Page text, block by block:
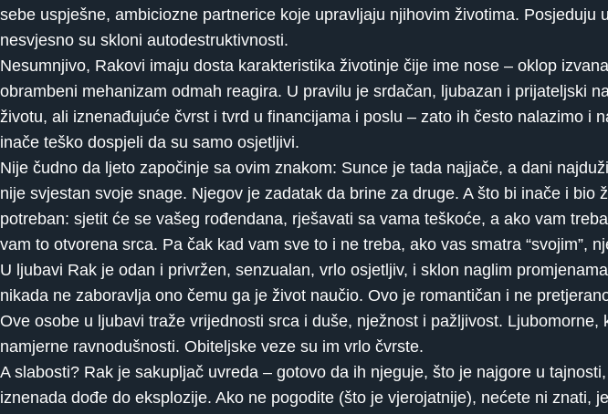
sebe uspješne, ambiciozne partnerice koje upravljaju njihovim životima. Posjeduju
nesvjesno su skloni autodestruktivnosti.
Nesumnjivo, Rakovi imaju dosta karakteristika životinje čije ime nose – oklop
obrambeni mehanizam odmah reagira. U pravilu je srdačan, ljubazan i prijateljski
životu, ali iznenađujuće čvrst i tvrd u financijama i poslu – zato ih često nalazimo i
inače teško dospjeli da su samo osjetljivi.
Nije čudno da ljeto započinje sa ovim znakom: Sunce je tada najjače, a dani
nije svjestan svoje snage. Njegov je zadatak da brine za druge. A što bi inače i
potreban: sjetit će se vašeg rođendana, rješavati sa vama teškoće, a ako vam
vam to otvorena srca. Pa čak kad vam sve to i ne treba, ako vas smatra “svojim”,
U ljubavi Rak je odan i privržen, senzualan, vrlo osjetljiv, i sklon naglim
nikada ne zaboravlja ono čemu ga je život naučio. Ovo je romantičan i ne
Ove osobe u ljubavi traže vrijednosti srca i duše, nježnost i pažljivost.
namjerne ravnodušnosti. Obiteljske veze su im vrlo čvrste.
A slabosti? Rak je sakupljač uvreda – gotovo da ih njeguje, što je najgore u
iznenada dođe do eksplozije. Ako ne pogodite (što je vjerojatnije), nećete ni znati,